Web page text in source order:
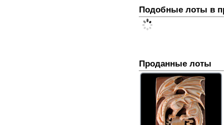
Подобные лоты в
Проданные лоты